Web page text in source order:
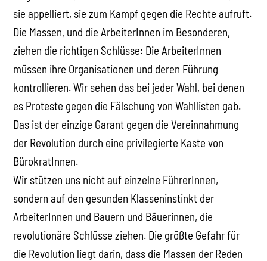
sie appelliert, sie zum Kampf gegen die Rechte aufruft.
Die Massen, und die ArbeiterInnen im Besonderen,
ziehen die richtigen Schlüsse: Die ArbeiterInnen
müssen ihre Organisationen und deren Führung
kontrollieren. Wir sehen das bei jeder Wahl, bei denen
es Proteste gegen die Fälschung von Wahllisten gab.
Das ist der einzige Garant gegen die Vereinnahmung
der Revolution durch eine privilegierte Kaste von
BürokratInnen.
Wir stützen uns nicht auf einzelne FührerInnen,
sondern auf den gesunden Klasseninstinkt der
ArbeiterInnen und Bauern und Bäuerinnen, die
revolutionäre Schlüsse ziehen. Die größte Gefahr für
die Revolution liegt darin, dass die Massen der Reden